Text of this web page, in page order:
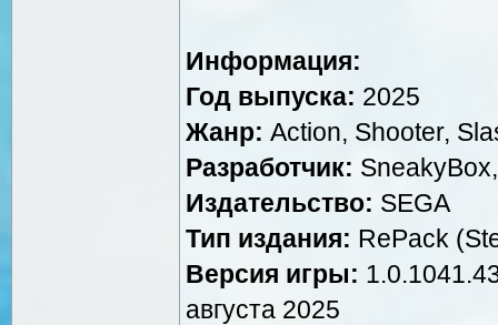
Информация:
Год выпуска: 2025
Жанр: Action, Shooter,
Разработчик:
Издательство: SEGA
Тип издания: RePack
Версия игры:
августа 2025